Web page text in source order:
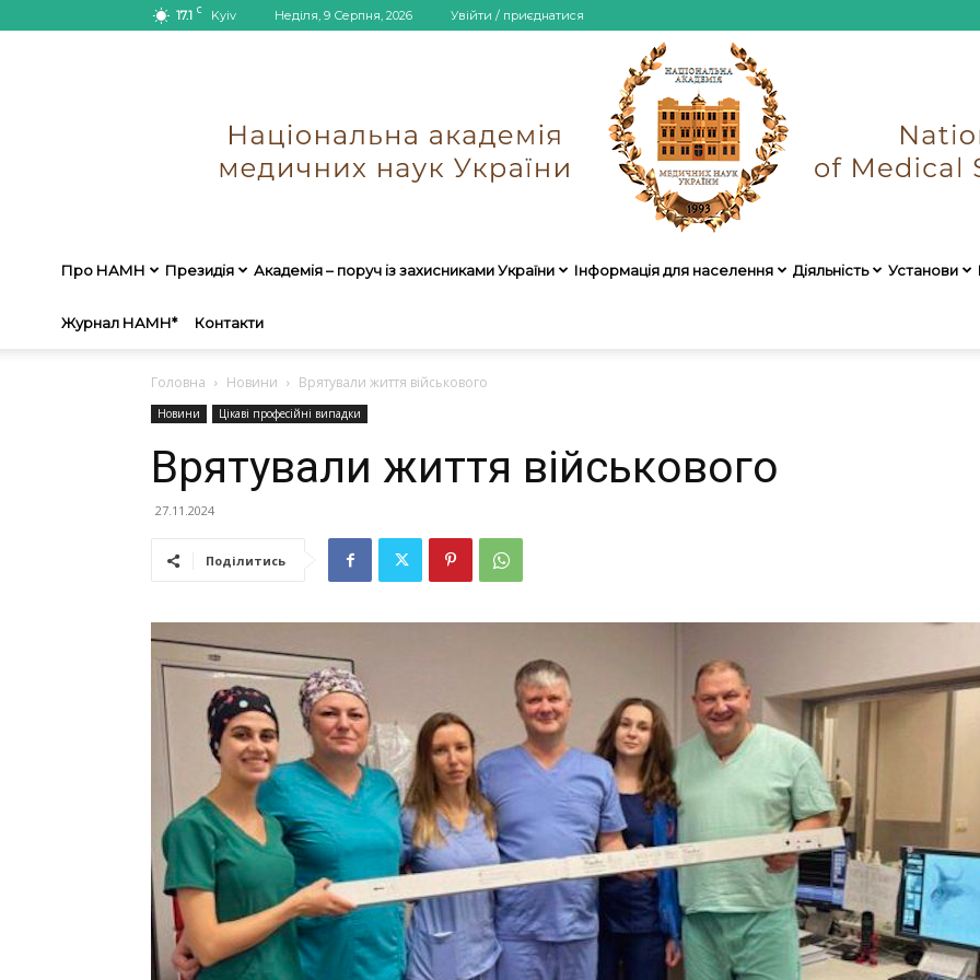
17.1 C Kyiv Неділя, 9 Серпня, 2026 Увійти / приєднатися
України
Про НАМН Президія Академія – поруч із захисниками України Інформація для населення Діяльність Установи
Журнал НАМН* Контакти
Головна Новини Врятували життя військового
Новини Цікаві професійні випадки
Врятували життя військового
27.11.2024
Поділитись